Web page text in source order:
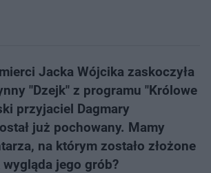
Jacka Wójcika zaskoczyła
"Dzejk" z programu "Królowe
przyjaciel Dagmary
już pochowany. Mamy
na którym zostało złożone
wygląda jego grób?